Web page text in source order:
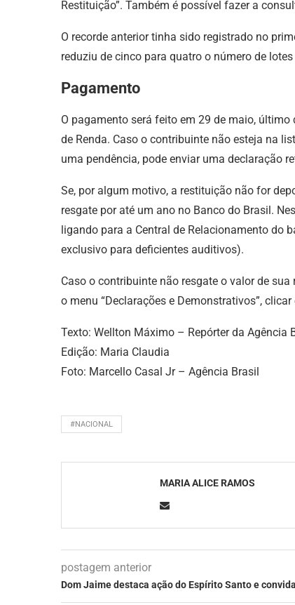
Restituição”. Também é possível fazer a
O recorde anterior tinha sido registrado no
reduziu de cinco para quatro o número de
Pagamento
O pagamento será feito em 29 de maio,
de Renda. Caso o contribuinte não esteja na
uma pendência, pode enviar uma declaração
Se, por algum motivo, a restituição não for
resgate por até um ano no Banco do Brasil.
ligando para a Central de Relacionamento do
exclusivo para deficientes auditivos).
Caso o contribuinte não resgate o valor de
o menu “Declarações e Demonstrativos”,
Texto: Wellton Máximo – Repórter da Agência
Edição: Maria Claudia
Foto: Marcello Casal Jr – Agência Brasil
#NACIONAL
MARIA ALICE RAMOS
postagem anterior
Dom Jaime destaca ação do Espírito Santo e